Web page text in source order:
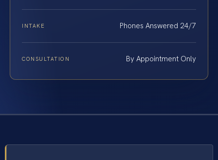
INTAKE Phones Answered 24/7
CONSULTATION By Appointment Only